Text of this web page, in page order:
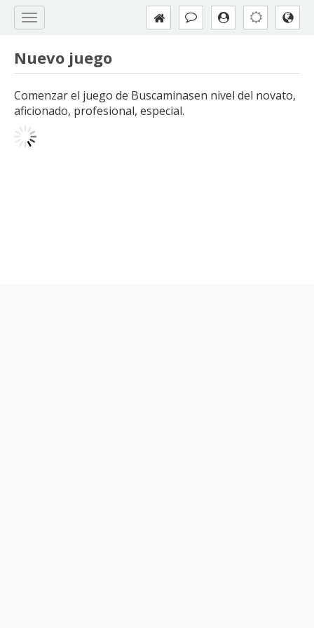
Nuevo juego
Comenzar el juego de Buscaminasen nivel del novato,
aficionado, profesional, especial.